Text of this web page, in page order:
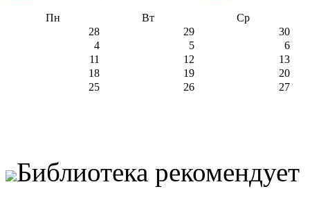
Пн Вт
Ср
28
29
30
4
5
6
11
12
13
18
19
20
25
26 27
Библиотека рекомендует